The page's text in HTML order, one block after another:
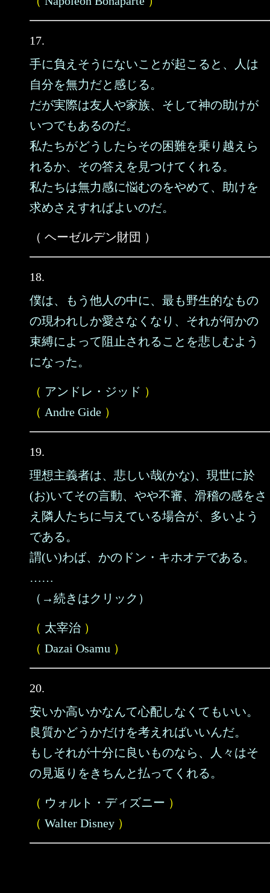
17.
手に負えそうにないことが起こると、人は
自分を無力だと感じる。
だが実際は友人や家族、そして神の助けが
いつでもあるのだ。
私たちがどうしたらその困難を乗り越えら
れるか、その答えを見つけてくれる。
私たちは無力感に悩むのをやめて、助けを
求めさえすればよいのだ。
（ ヘーゼルデン財団 ）
18.
僕は、もう他人の中に、最も野生的なもの
の現われしか愛さなくなり、それが何かの
束縛によって阻止されることを悲しむよう
になった。
（ アンドレ・ジッド ）
（ Andre Gide ）
19.
理想主義者は、悲しい哉(かな)、現世に於
(お)いてその言動、やや不審、滑稽の感をさ
え隣人たちに与えている場合が、多いよう
である。
謂(い)わば、かのドン・キホオテである。
……
（→続きはクリック）
（ 太宰治 ）
（ Dazai Osamu ）
20.
安いか高いかなんて心配しなくてもいい。
良質かどうかだけを考えればいいんだ。
もしそれが十分に良いものなら、人々はそ
の見返りをきちんと払ってくれる。
（ ウォルト・ディズニー ）
（ Walter Disney ）